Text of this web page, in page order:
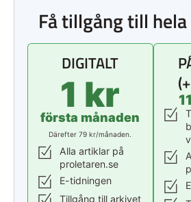
Få tillgång till
DIGITALT
1 kr
första månaden
Därefter 79 kr/månaden.
Alla artiklar på
proletaren.se
E-tidningen
Tillgång till arkivet